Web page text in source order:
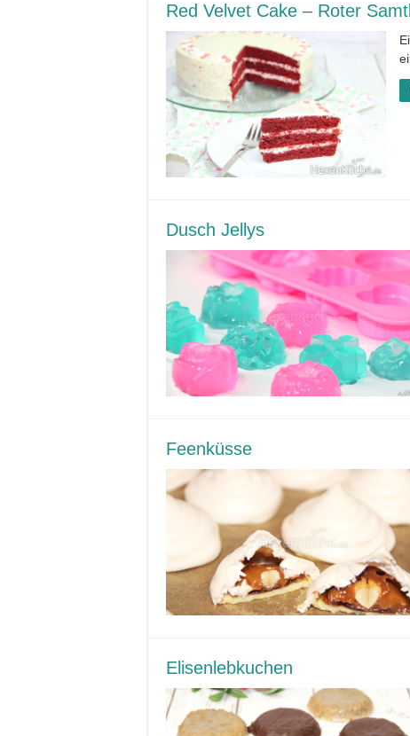
Red Velvet Cake – Roter
Dusch Jellys
Feenküsse
Elisenlebkuchen